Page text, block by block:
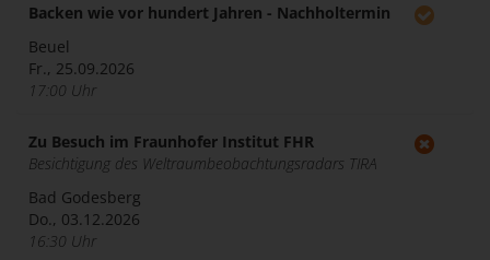
Backen wie vor hundert Jahren - Nachholtermin
Beuel
Fr., 25.09.2026
17:00 Uhr
Zu Besuch im Fraunhofer Institut FHR
Besichtigung des Weltraumbeobachtungsradars TIRA
Bad Godesberg
Do., 03.12.2026
16:30 Uhr